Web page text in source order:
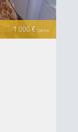
от1 000 € /день